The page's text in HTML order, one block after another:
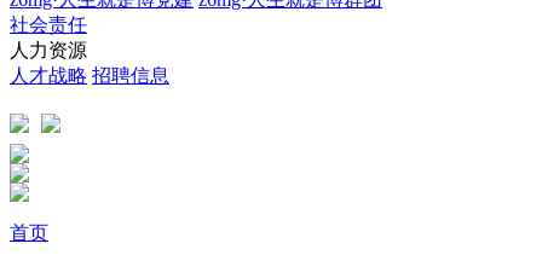
社会责任
人力资源
人才战略 招聘信息
首页